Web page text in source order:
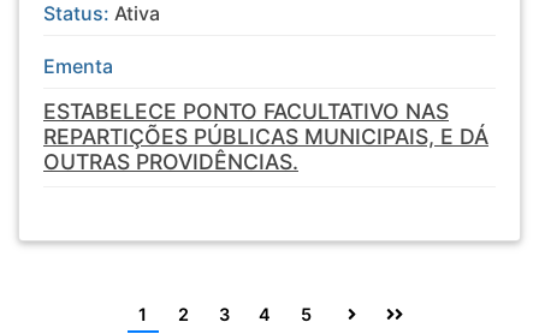
Status: Ativa
Ementa
ESTABELECE PONTO FACULTATIVO NAS
REPARTIÇÕES PÚBLICAS MUNICIPAIS, E DÁ
OUTRAS PROVIDÊNCIAS.
1 2 3 4 5